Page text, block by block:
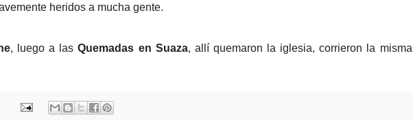
heridos a mucha gente.
, luego a lasQuemadas en Suaza, allí quemaron la iglesia, corrieron la misma